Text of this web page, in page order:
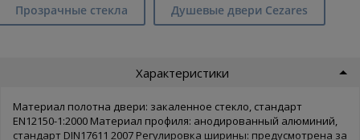
Прозрачные стекла Душевые двери Cezares
Характеристики
Материал полотна двери: закаленное стекло, стандарт
EN12150-1:2000 Материал профиля: анодированный алюминий,
стандарт DIN17611 2007 Регулировка ширины: предусмотрена за